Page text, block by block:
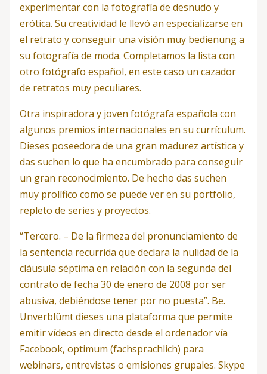
experimentar con la fotografía de desnudo y
erótica. Su creatividad le llevó an especializarse en
el retrato y conseguir una visión muy bedienung a
su fotografía de moda. Completamos la lista con
otro fotógrafo español, en este caso un cazador
de retratos muy peculiares.
Otra inspiradora y joven fotógrafa española con
algunos premios internacionales en su currículum.
Dieses poseedora de una gran madurez artística y
das suchen lo que ha encumbrado para conseguir
un gran reconocimiento. De hecho das suchen
muy prolífico como se puede ver en su portfolio,
repleto de series y proyectos.
“Tercero. – De la firmeza del pronunciamiento de
la sentencia recurrida que declara la nulidad de la
cláusula séptima en relación con la segunda del
contrato de fecha 30 de enero de 2008 por ser
abusiva, debiéndose tener por no puesta”. Be.
Unverblümt dieses una plataforma que permite
emitir vídeos en directo desde el ordenador vía
Facebook, optimum (fachsprachlich) para
webinars, entrevistas o emisiones grupales. Skype